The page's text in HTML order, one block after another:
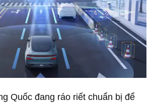
Quốc đang ráo riết chuẩn bị để